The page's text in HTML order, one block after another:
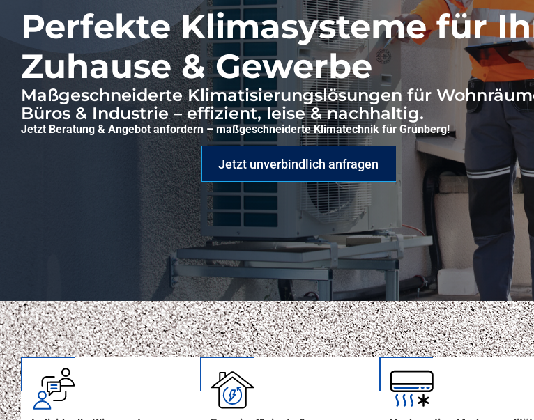
Perfekte Klimasysteme für
Zuhause & Gewerbe
Maßgeschneiderte Klimatisierungslösungen für
Büros & Industrie – effizient, leise & nachhaltig.
Jetzt Beratung & Angebot anfordern – maßgeschneiderte Klimatechnik für Grünberg!
Jetzt unverbindlich anfragen